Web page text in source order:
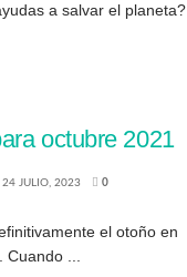
a salvar el planeta?
octubre 2021
JULIO, 2023 0
el otoño en
...